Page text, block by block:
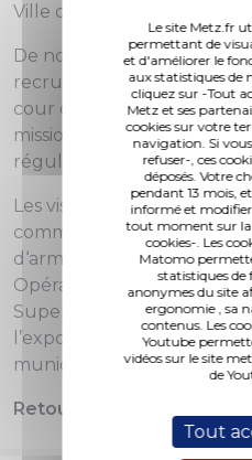
Le site Metz.fr
permettant de
et d'améliorer le
aux statistiques de
cliquez sur -Tout
Metz et ses
cookies sur votre
navigation. Si
refuser-, ces
déposés. Votre
pendant 13 mois,
informé et modifier
tout moment sur la
cookies-. Les
Matomo
statistiques
anonymes du site
ergonomie , sa
contenus. Les
Youtube
vidéos sur le site
de
Tout
Ville de Metz.
De nombreux stands
recrutement ont par
cour d’honneur. Le but :
missions et les enjeux
régulièrement les forces
Les visiteurs ont pu aussi
commentées du bâtiment
d‘armement, Centre de
Opérationnel et de
Supervision Urbain
l’exposition retraçant les
municipale.
Retour en images.